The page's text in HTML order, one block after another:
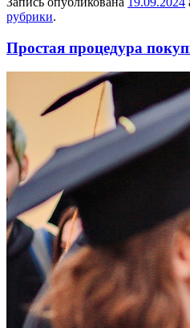
рубрики.
Простая процедура